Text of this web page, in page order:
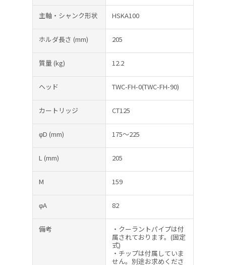
主軸・シャンク形状 HSKA100
ホルダ長さ (mm) 205
質量(kg) 12.2
ヘッド TWC-FH-0(TWC-FH-90)
カートリッジ CT125
φD (mm) 175～225
L (mm) 205
M 159
φA 82
備考
・クーラントパイプは付
属されております。(固定
式)
・チップは付属していま
せん。別途お求めくださ